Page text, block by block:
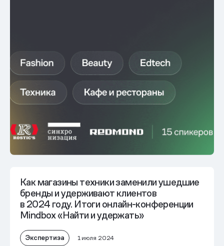
Как магазины техники заменили ушедшие
бренды и удерживают клиентов
в 2024 году. Итоги онлайн-конференции
Mindbox «Найти и удержать»
Экспертиза 1 июля 2024